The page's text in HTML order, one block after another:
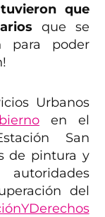
que
que se
para poder
Urbanos
en el
San
de pintura y
del